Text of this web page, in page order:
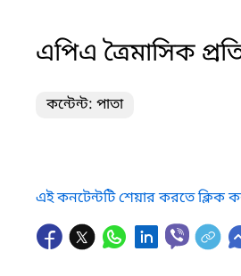
এপিএ ত্রৈমাসিক
কন্টেন্ট: পাতা
এই কনটেন্টটি শেয়ার করতে ক্লিক